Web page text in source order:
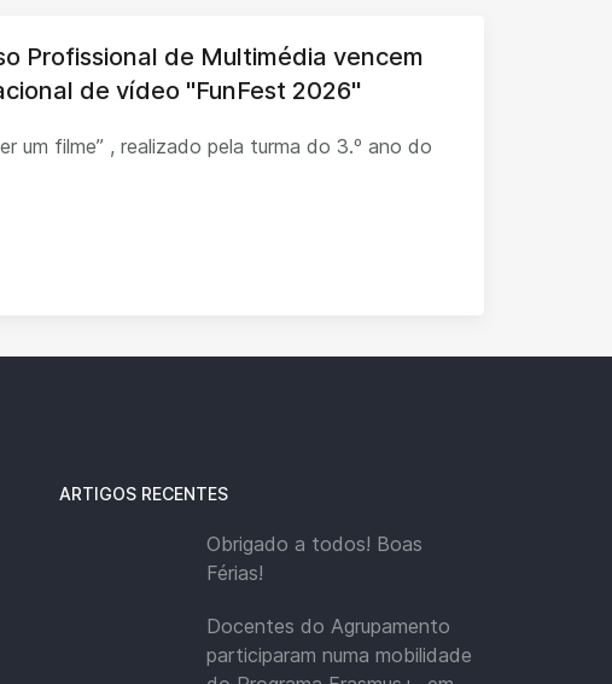
Profissional de Multimédia vencem
de vídeo "FunFest 2026"
um filme” , realizado pela turma do 3.º ano do
ARTIGOS RECENTES
Obrigado a todos! Boas
Férias!
Docentes do Agrupamento
participaram numa mobilidade